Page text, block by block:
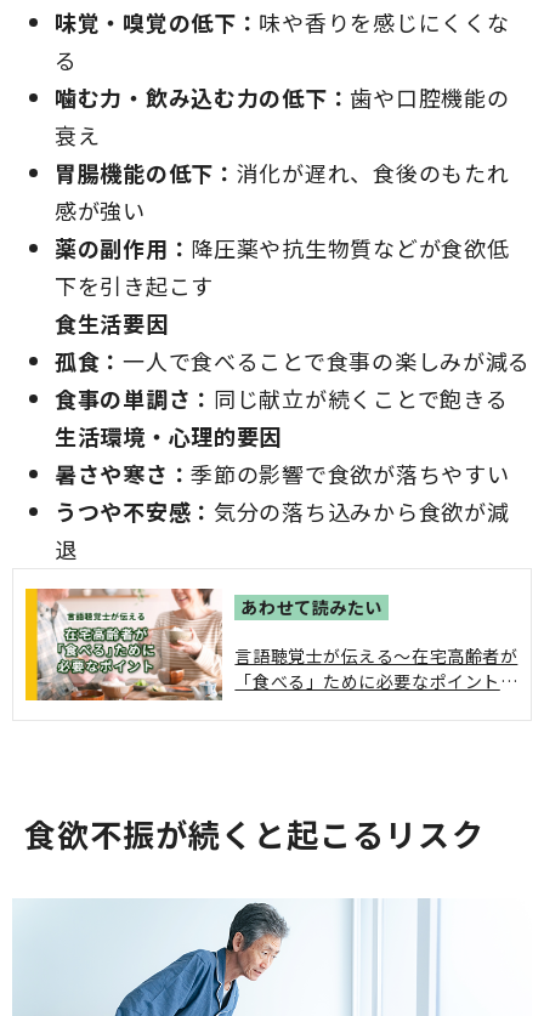
味覚・嗅覚の低下： 味や香りを感じにくくな
る
噛む力・飲み込む力の低下： 歯や口腔機能の
衰え
胃腸機能の低下： 消化が遅れ、食後のもたれ
感が強い
薬の副作用： 降圧薬や抗生物質などが食欲低
下を引き起こす
食生活要因
孤食：一人で食べることで食事の楽しみが減る
食事の単調さ： 同じ献立が続くことで飽きる
生活環境・心理的要因
暑さや寒さ：季節の影響で食欲が落ちやすい
うつや不安感： 気分の落ち込みから食欲が減
退
言語聴覚士が伝える～在宅高齢者が
「食べる」ために必要なポイント｜
なことを中心に「食べる」ことを紹
介していきます。
食欲不振が続くと起こるリスク